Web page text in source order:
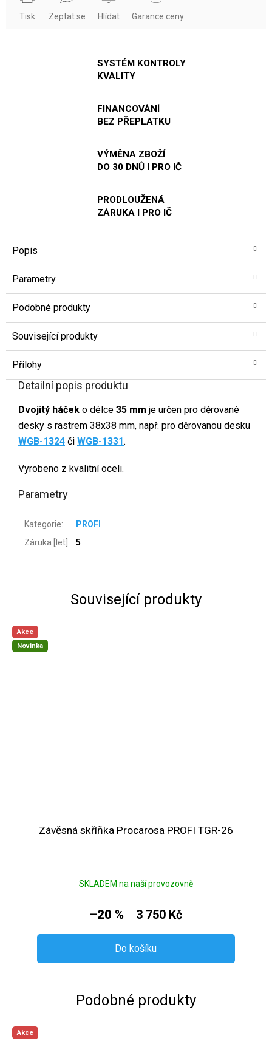
Tisk Zeptat se Hlídat Garance ceny
SYSTÉM KONTROLY
KVALITY
FINANCOVÁNÍ
BEZ PŘEPLATKU
VÝMĚNA ZBOŽÍ
DO 30 DNŮ I PRO IČ
PRODLOUŽENÁ
ZÁRUKA I PRO IČ
Popis
Parametry
Podobné produkty
Související produkty
Přílohy
Detailní popis produktu
Dvojitý háček o délce 35 mm je určen pro děrované
desky s rastrem 38x38 mm, např. pro děrovanou desku
WGB-1324 či WGB-1331.
Vyrobeno z kvalitní oceli.
Parametry
Kategorie:
PROFI
Záruka [let]: 5
Související produkty
Akce
Novinka
Závěsná skříňka Procarosa PROFI TGR-26
SKLADEM na naší provozovně
–20 % 3 750 Kč
Do košíku
Podobné produkty
Akce